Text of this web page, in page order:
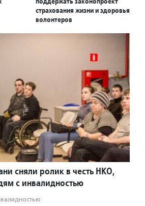
страхования жизни и здоровья
волонтеров
сняли ролик в честь НКО,
с инвалидностью